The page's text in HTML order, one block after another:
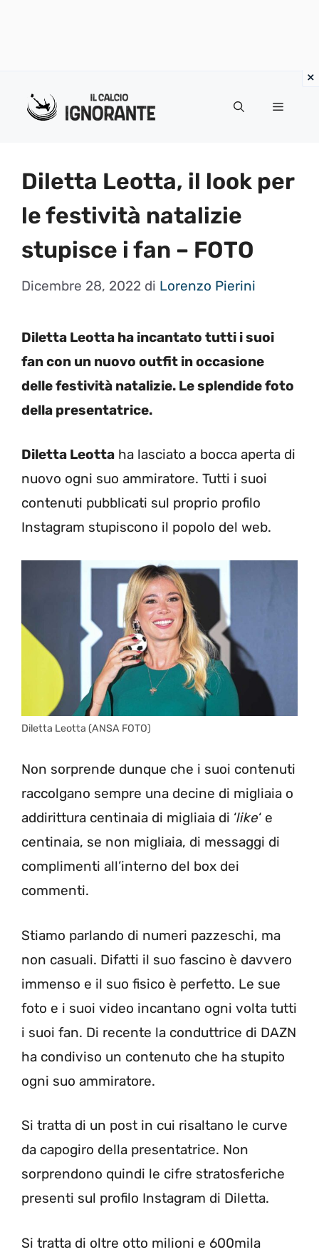
Menu
Diletta Leotta, il look per
le festività natalizie
stupisce i fan – FOTO
Dicembre 28, 2022 di Lorenzo Pierini
Diletta Leotta ha incantato tutti i suoi
fan con un nuovo outfit in occasione
delle festività natalizie. Le splendide foto
della presentatrice.
Diletta Leotta ha lasciato a bocca aperta di
nuovo ogni suo ammiratore. Tutti i suoi
contenuti pubblicati sul proprio profilo
Instagram stupiscono il popolo del web.
Diletta Leotta (ANSA FOTO)
Non sorprende dunque che i suoi contenuti
raccolgano sempre una decine di migliaia o
addirittura centinaia di migliaia di ‘like‘ e
centinaia, se non migliaia, di messaggi di
complimenti all’interno del box dei
commenti.
Stiamo parlando di numeri pazzeschi, ma
non casuali. Difatti il suo fascino è davvero
immenso e il suo fisico è perfetto. Le sue
foto e i suoi video incantano ogni volta tutti
i suoi fan. Di recente la conduttrice di DAZN
ha condiviso un contenuto che ha stupito
ogni suo ammiratore.
Si tratta di un post in cui risaltano le curve
da capogiro della presentatrice. Non
sorprendono quindi le cifre stratosferiche
presenti sul profilo Instagram di Diletta.
Si tratta di oltre otto milioni e 600mila